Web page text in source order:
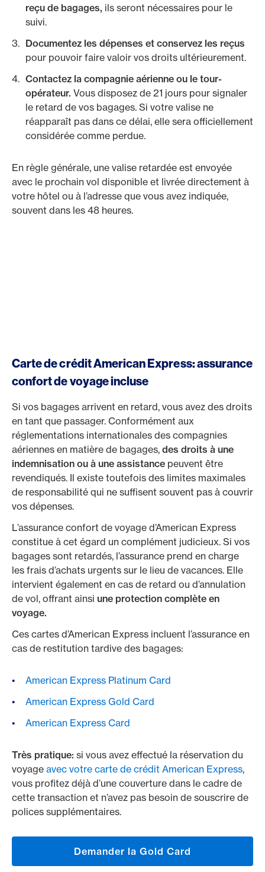
reçu de bagages, ils seront nécessaires pour le
suivi.
Documentez les dépenses et conservez les reçus
pour pouvoir faire valoir vos droits ultérieurement.
Contactez la compagnie aérienne ou le tour-
opérateur. Vous disposez de 21 jours pour signaler
le retard de vos bagages. Si votre valise ne
réapparaît pas dans ce délai, elle sera officiellement
considérée comme perdue.
En règle générale, une valise retardée est envoyée
avec le prochain vol disponible et livrée directement à
votre hôtel ou à l’adresse que vous avez indiquée,
souvent dans les 48 heures.
Carte de crédit American Express: assurance
confort de voyage incluse
Si vos bagages arrivent en retard, vous avez des droits
en tant que passager. Conformément aux
réglementations internationales des compagnies
aériennes en matière de bagages, des droits à une
indemnisation ou à une assistance peuvent être
revendiqués. Il existe toutefois des limites maximales
de responsabilité qui ne suffisent souvent pas à couvrir
vos dépenses.
L’assurance confort de voyage d’American Express
constitue à cet égard un complément judicieux. Si vos
bagages sont retardés, l’assurance prend en charge
les frais d’achats urgents sur le lieu de vacances. Elle
intervient également en cas de retard ou d’annulation
de vol, offrant ainsi une protection complète en
voyage.
Ces cartes d’American Express incluent l’assurance en
cas de restitution tardive des bagages:
American Express Platinum Card
American Express Gold Card
American Express Card
Très pratique: si vous avez effectué la réservation du
voyage avec votre carte de crédit American Express,
vous profitez déjà d’une couverture dans le cadre de
cette transaction et n’avez pas besoin de souscrire de
polices supplémentaires.
Demander la Gold Card